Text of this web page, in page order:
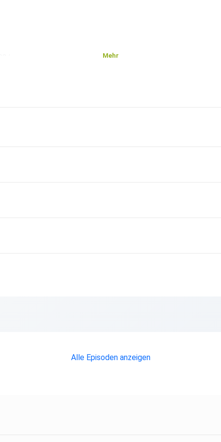
Mehr
Alle Episoden anzeigen